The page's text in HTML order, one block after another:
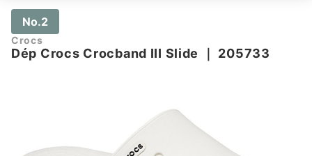
No.2
Crocs
Dép Crocs Crocband III Slide ｜ 205733